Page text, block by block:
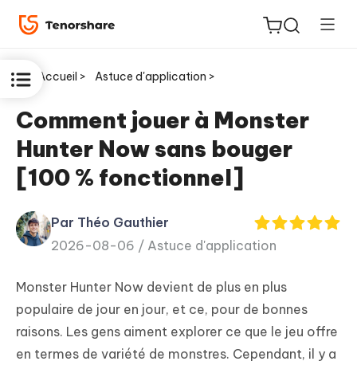
for iOS
PDNob
PDF
New
iAnyGo
Accueil > Astuce d'application >
Comment jouer à Monster
Hunter Now sans bouger
[100 % fonctionnel]
Par Théo Gauthier
2026-08-06 / Astuce d'application
Monster Hunter Now devient de plus en plus
populaire de jour en jour, et ce, pour de bonnes
raisons. Les gens aiment explorer ce que le jeu offre
en termes de variété de monstres. Cependant, il y a